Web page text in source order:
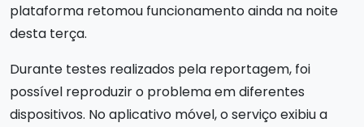
plataforma retomou funcionamento ainda na noite
desta terça.
Durante testes realizados pela reportagem, foi
possível reproduzir o problema em diferentes
dispositivos. No aplicativo móvel, o serviço exibiu a